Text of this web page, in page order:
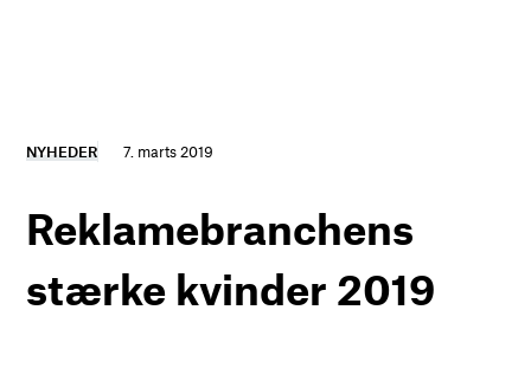
NYHEDER 7. marts 2019
Reklamebranchens
stærke kvinder 2019